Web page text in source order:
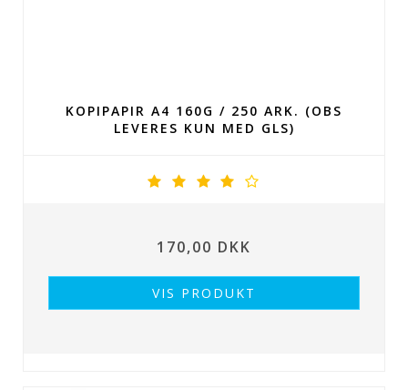
KOPIPAPIR A4 160G / 250 ARK. (OBS
LEVERES KUN MED GLS)
170,00 DKK
VIS PRODUKT